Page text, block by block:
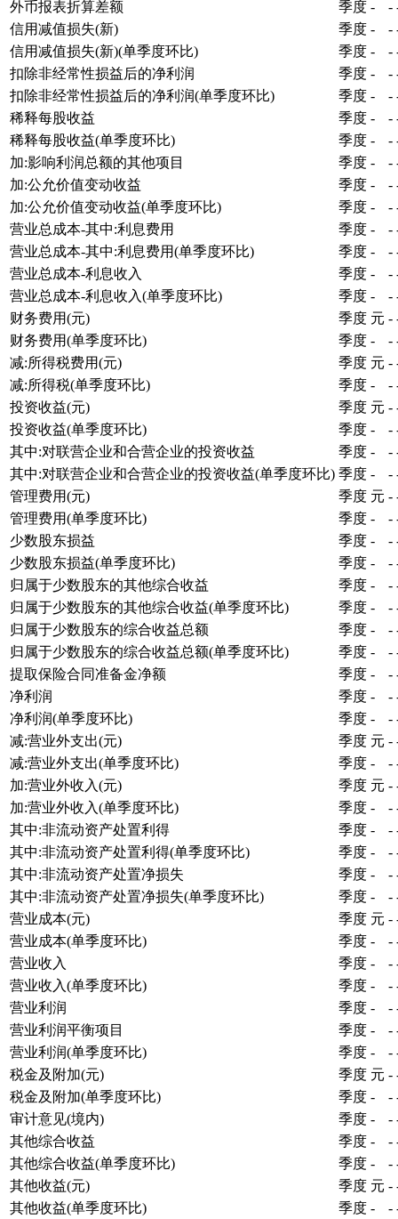
外币报表折算差额 季度 - -
信用减值损失(新)
季度 - -
信用减值损失(新)(单季度环比)
季度 - -
扣除非经常性损益后的净利润
季度 - -
扣除非经常性损益后的净利润(单季度环比)
季度 - -
稀释每股收益
季度 - -
稀释每股收益(单季度环比)
季度 - -
加:影响利润总额的其他项目
季度 - -
加:公允价值变动收益
季度 - -
加:公允价值变动收益(单季度环比)
季度 - -
营业总成本-其中:利息费用
季度 - -
营业总成本-其中:利息费用(单季度环比)
季度 - -
营业总成本-利息收入
季度 - -
营业总成本-利息收入(单季度环比)
季度 - -
财务费用(元)
季度 元 -
财务费用(单季度环比)
季度 - -
减:所得税费用(元)
季度 元 -
减:所得税(单季度环比)
季度 - -
投资收益(元)
季度 元 -
投资收益(单季度环比)
季度 - -
其中:对联营企业和合营企业的投资收益
季度 - -
其中:对联营企业和合营企业的投资收益(单季度环比) 季度 - -
管理费用(元)
季度 元 -
管理费用(单季度环比)
季度 - -
少数股东损益
季度 - -
少数股东损益(单季度环比)
季度 - -
归属于少数股东的其他综合收益
季度 - -
归属于少数股东的其他综合收益(单季度环比)
季度 - -
归属于少数股东的综合收益总额
季度 - -
归属于少数股东的综合收益总额(单季度环比)
季度 - -
提取保险合同准备金净额
季度 - -
净利润
季度 - -
净利润(单季度环比)
季度 - -
减:营业外支出(元)
季度 元 -
减:营业外支出(单季度环比)
季度 - -
加:营业外收入(元)
季度 元 -
加:营业外收入(单季度环比)
季度 - -
其中:非流动资产处置利得
季度 - -
其中:非流动资产处置利得(单季度环比)
季度 - -
其中:非流动资产处置净损失
季度 - -
其中:非流动资产处置净损失(单季度环比)
季度 - -
营业成本(元)
季度 元 -
营业成本(单季度环比)
季度 - -
营业收入
季度 - -
营业收入(单季度环比)
季度 - -
营业利润
季度 - -
营业利润平衡项目
季度 - -
营业利润(单季度环比)
季度 - -
税金及附加(元)
季度 元 -
税金及附加(单季度环比)
季度 - -
审计意见(境内)
季度 - -
其他综合收益
季度 - -
其他综合收益(单季度环比)
季度 - -
其他收益(元)
季度 元 -
其他收益(单季度环比)
季度 - -